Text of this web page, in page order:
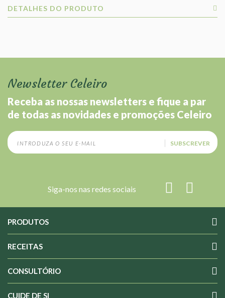
DETALHES DO PRODUTO
Newsletter Celeiro
Receba as nossas newsletters e fique a par
de todas as novidades e promoções Celeiro
SUBSCREVER
Siga-nos nas redes sociais
PRODUTOS
RECEITAS
CONSULTÓRIO
CUIDE DE SI